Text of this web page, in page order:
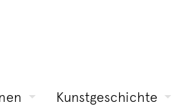
Kunstgeschichte